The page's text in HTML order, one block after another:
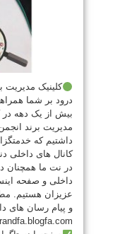
کلینیک مدیریت
درود بر شما
بیش از یک دهه در
مدیریت برند انجمن
داشتیم که
کانال های داخلی
در نت ما همچنان
داخلی و صفحه
عزیزان هستیم.
و پیام رسان های